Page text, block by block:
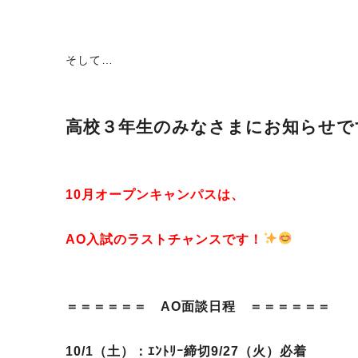
そして…
高校３年生のみなさまにお知らせ
10月オープンキャンパスは、
AO入試のラストチャンスです！
＝＝＝＝＝＝ AO面談日程 ＝＝＝＝＝＝
10/1（土）：ｴﾝﾄﾘｰ締切9/27（火）必着